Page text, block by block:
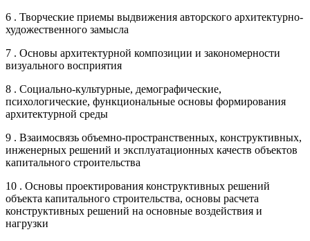
6 . Творческие приемы выдвижения авторского архитектурно-
художественного замысла
7 . Основы архитектурной композиции и закономерности
визуального восприятия
8 . Социально-культурные, демографические,
психологические, функциональные основы формирования
архитектурной среды
9 . Взаимосвязь объемно-пространственных, конструктивных,
инженерных решений и эксплуатационных качеств объектов
капитального строительства
10 . Основы проектирования конструктивных решений
объекта капитального строительства, основы расчета
конструктивных решений на основные воздействия и
нагрузки